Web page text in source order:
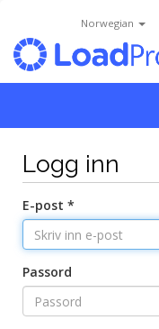
Norwegian
Logg inn
E-post *
Passord